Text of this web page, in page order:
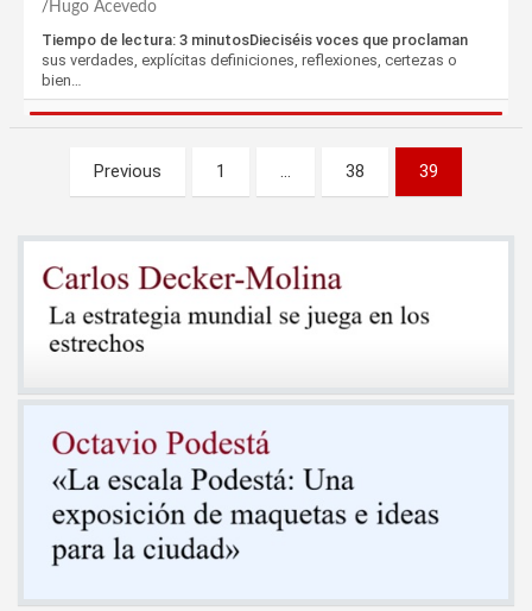
Hugo Acevedo
Tiempo de lectura: 3 minutosDieciséis voces que proclaman
sus verdades, explícitas definiciones, reflexiones, certezas o
bien…
Paginación
entradas
Previous 1 … 38 39